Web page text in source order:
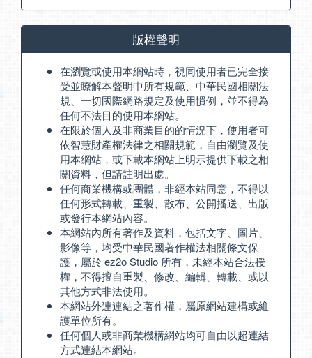
版權聲明
在瀏覽或使用本網站時，視同使用者已完全接
受並瞭解本聲明中所有規範、中華民國相關法
規、一切國際網路規定及使用慣例，並不得為
任何不法目的使用本網站。
在限於個人及非商業目的的情況下，使用者可
依智慧財產權法律之相關規範，自由瀏覽及使
用本網站，或下載本網站上明示提供下載之相
關資料，但請註明出處。
任何商業機構或團體，非經本站同意，不得以
任何形式轉載、重製、散布、公開播送、出版
或發行本網站內容。
本網站內所有著作及資料，包括文字、圖片、
影像等，均受中華民國著作權法相關條文保
護，屬於 ez2o Studio 所有，未經本站合法授
權，不得擅自重製、修改、編輯、轉載、或以
其他方式非法使用。
本網站外連連結之著作權，屬原網站建構或維
護單位所有。
任何個人或非商業機構網站均可自由以超連結
方式連結本網站。